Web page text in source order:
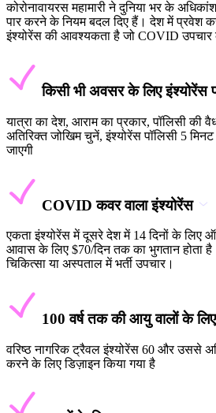
कोरोनावायरस महामारी ने दुनिया भर के
पार करने के नियम बदल दिए हैं। देश में प्रवेश
इंश्योरेंस की आवश्यकता है जो COVID उपचार
किसी भी अवसर के लिए इंश्योरेंस
यात्रा का देश, आराम का प्रकार, पॉलिसी की
अतिरिक्त जोखिम चुनें, इंश्योरेंस पॉलिसी 5
जाएगी
COVID कवर वाला इंश्योरेंस
एकता इंश्योरेंस में दूसरे देश में 14 दिनों के लिए
आवास के लिए $70/दिन तक का भुगतान होता
चिकित्सा या अस्पताल में भर्ती उपचार।
100 वर्ष तक की आयु वालों के
वरिष्ठ नागरिक ट्रैवल इंश्योरेंस 60 और उससे
करने के लिए डिज़ाइन किया गया है